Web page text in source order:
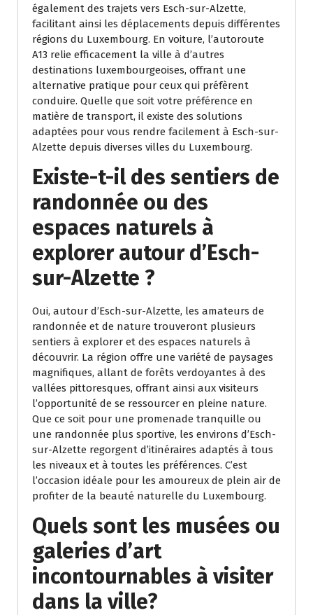
également des trajets vers Esch-sur-Alzette,
facilitant ainsi les déplacements depuis différentes
régions du Luxembourg. En voiture, l’autoroute
A13 relie efficacement la ville à d’autres
destinations luxembourgeoises, offrant une
alternative pratique pour ceux qui préfèrent
conduire. Quelle que soit votre préférence en
matière de transport, il existe des solutions
adaptées pour vous rendre facilement à Esch-sur-
Alzette depuis diverses villes du Luxembourg.
Existe-t-il des sentiers de
randonnée ou des
espaces naturels à
explorer autour d’Esch-
sur-Alzette ?
Oui, autour d’Esch-sur-Alzette, les amateurs de
randonnée et de nature trouveront plusieurs
sentiers à explorer et des espaces naturels à
découvrir. La région offre une variété de paysages
magnifiques, allant de forêts verdoyantes à des
vallées pittoresques, offrant ainsi aux visiteurs
l’opportunité de se ressourcer en pleine nature.
Que ce soit pour une promenade tranquille ou
une randonnée plus sportive, les environs d’Esch-
sur-Alzette regorgent d’itinéraires adaptés à tous
les niveaux et à toutes les préférences. C’est
l’occasion idéale pour les amoureux de plein air de
profiter de la beauté naturelle du Luxembourg.
Quels sont les musées ou
galeries d’art
incontournables à visiter
dans la ville?